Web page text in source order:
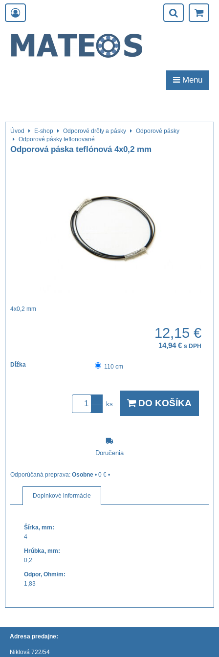
Menu
Úvod E-shop Odporové drôty a pásky
Odporové pásky
Odporové pásky teflonované
Odporová páska teflónová 4x0,2 mm
4x0,2 mm
12,15 €
14,94 € s DPH
Dĺžka 110 cm
ks DO KOŠÍKA
Doručenia
Osobne • 0 € •
Doplnkové informácie
Šírka, mm:
4
Hrúbka, mm:
0,2
Odpor, Ohm/m:
1,83
Adresa predajne:
Niklová 722/54